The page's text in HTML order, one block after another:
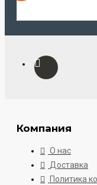
Компания
О нас
Доставка
Политика